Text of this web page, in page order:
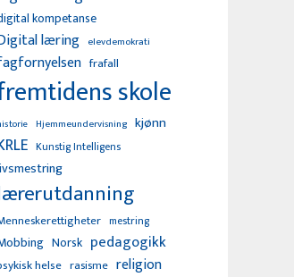
kompetanse
læring elevdemokrati
frafall
skole
Hjemmeundervisning kjønn
Kunstig Intelligens
mestring
Norsk pedagogikk
helse rasisme religion